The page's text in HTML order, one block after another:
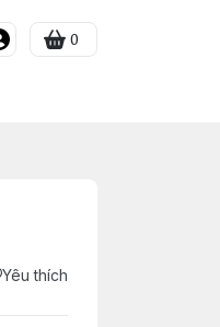
0
Yêu thích